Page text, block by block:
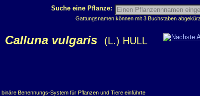
Suche eine Pflanze:
Gattungsnamen können mit 3 Buchstaben
Calluna vulgaris (L.) HULL
Benennungs-System für Pflanzen und Tiere einführte